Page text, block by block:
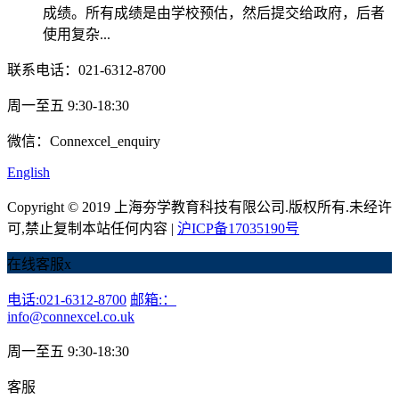
成绩。所有成绩是由学校预估，然后提交给政府，后者
使用复杂...
联系电话：021-6312-8700
周一至五 9:30-18:30
微信：Connexcel_enquiry
English
Copyright © 2019 上海夯学教育科技有限公司.版权所有.未经许
可,禁止复制本站任何内容 | 沪ICP备17035190号
在线客服x
电话:021-6312-8700 邮箱:：
info@connexcel.co.uk
周一至五 9:30-18:30
客服